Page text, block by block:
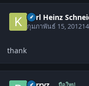
Karl Heinz
กุมภาพันธ์ 15, 2012
thank